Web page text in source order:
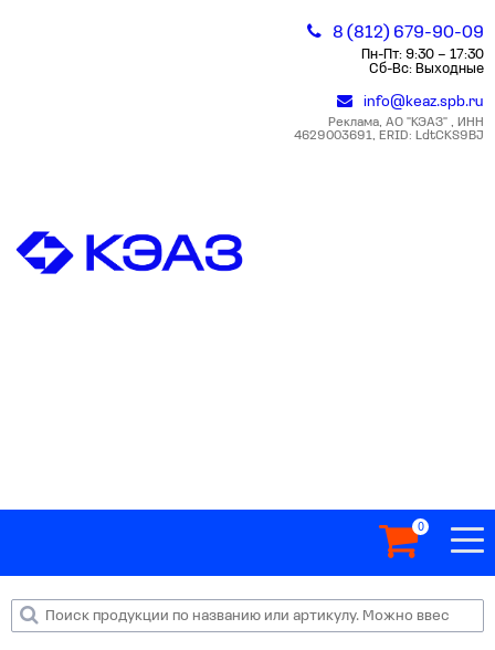
8 (812) 679-90-09
Пн-Пт: 9:30 – 17:30
Сб-Вс: Выходные
info@keaz.spb.ru
Реклама, АО "КЭАЗ" , ИНН
4629003691, ERID: LdtCKS9BJ
0